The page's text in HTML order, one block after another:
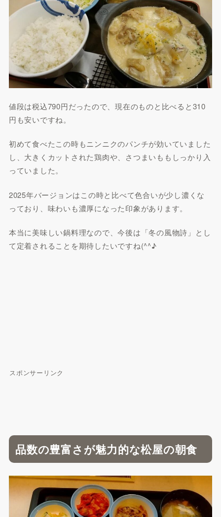
値段は税込790円だったので、現在のものと比べると310
円も安いですね。
初めて食べたこの時もニンニクのパンチが効いていました
し、大きくカットされた鶏肉や、さつまいももしっかり入
っていました。
2025年バージョンはこの時と比べて色合いが少し濃くな
っており、味わいも濃厚になった印象があります。
本当に美味しい鍋料理なので、今後は「冬の風物詩」とし
て定着されることを期待したいですね(^^♪
スポンサーリンク
品数の豊富さが魅力的な松屋の朝食